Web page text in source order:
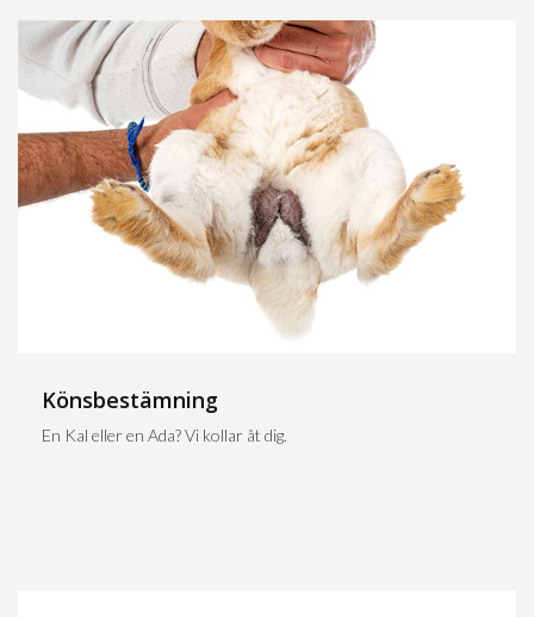
Könsbestämning
En Kal eller en Ada? Vi kollar åt dig.